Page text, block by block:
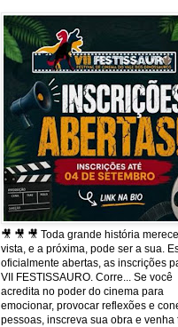
🎥 🎥 🎥 Toda grande história
vista, e a próxima, pode ser a sua.
oficialmente abertas, as inscrições
VII FESTISSAURO. Corre... Se você
acredita no poder do cinema para
emocionar, provocar reflexões e
pessoas, inscreva sua obra e venha